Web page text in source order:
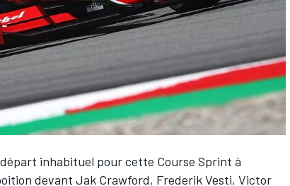
inhabituel pour cette Course Sprint à
devant Jak Crawford, Frederik Vesti, Victor